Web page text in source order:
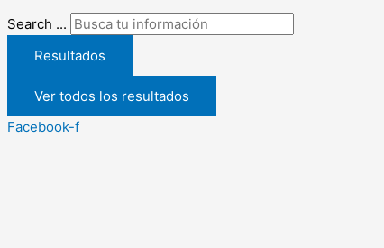
Search ...
Resultados
Ver todos los resultados
Facebook-f